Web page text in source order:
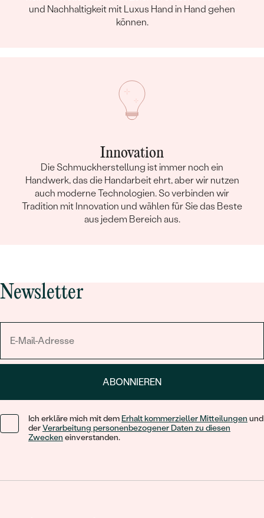
und Nachhaltigkeit mit Luxus Hand in Hand gehen
können.
Innovation
Die Schmuckherstellung ist immer noch ein
Handwerk, das die Handarbeit ehrt, aber wir nutzen
auch moderne Technologien. So verbinden wir
Tradition mit Innovation und wählen für Sie das Beste
aus jedem Bereich aus.
Newsletter
ABONNIEREN
Ich erkläre mich mit dem Erhalt kommerzieller Mitteilungen und
derVerarbeitung personenbezogener Daten zu diesen
Zwecken einverstanden.